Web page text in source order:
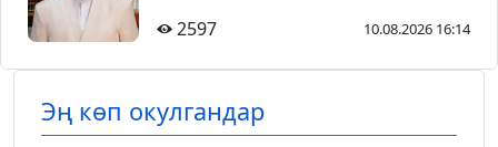
2597 10.08.2026 16:14
Эң көп окулгандар